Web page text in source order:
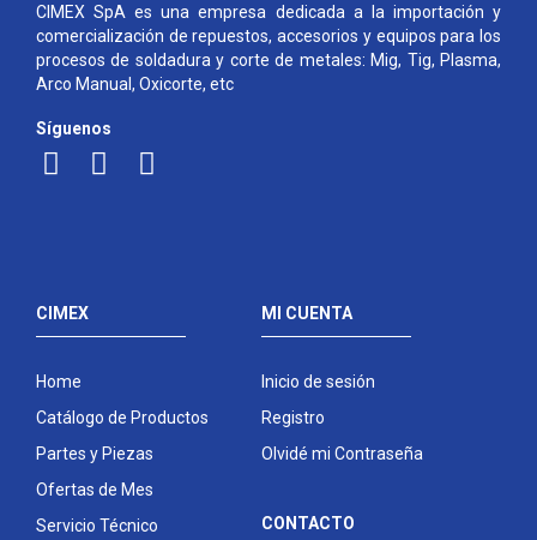
CIMEX SpA es una empresa dedicada a la importación y
comercialización de repuestos, accesorios y equipos para los
procesos de soldadura y corte de metales: Mig, Tig, Plasma,
Arco Manual, Oxicorte, etc
Síguenos
CIMEX
Home
Catálogo de Productos
Partes y Piezas
Ofertas de Mes
Servicio Técnico
MI CUENTA
Inicio de sesión
Registro
Olvidé mi Contraseña
CONTACTO